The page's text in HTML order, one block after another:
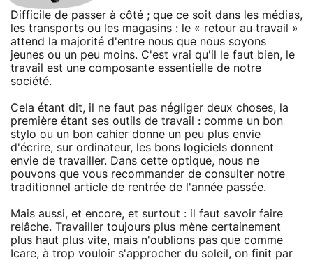
Difficile de passer à côté ; que ce soit dans les médias,
les transports ou les magasins : le « retour au travail »
attend la majorité d'entre nous que nous soyons
jeunes ou un peu moins. C'est vrai qu'il le faut bien, le
travail est une composante essentielle de notre
société.
Cela étant dit, il ne faut pas négliger deux choses, la
première étant ses outils de travail : comme un bon
stylo ou un bon cahier donne un peu plus envie
d'écrire, sur ordinateur, les bons logiciels donnent
envie de travailler. Dans cette optique, nous ne
pouvons que vous recommander de consulter notre
traditionnel article de rentrée de l'année passée.
Mais aussi, et encore, et surtout : il faut savoir faire
relâche. Travailler toujours plus mène certainement
plus haut plus vite, mais n'oublions pas que comme
Icare, à trop vouloir s'approcher du soleil, on finit par